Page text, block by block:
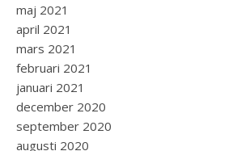
maj 2021
april 2021
mars 2021
februari 2021
januari 2021
december 2020
september 2020
augusti 2020